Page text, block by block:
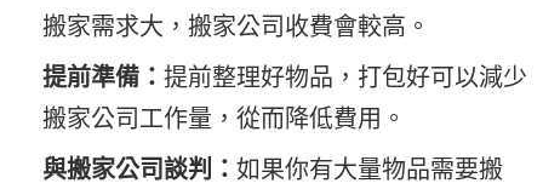
搬家需求大，搬家公司收費會較高。
提前準備：提前整理好物品，打包好可以減少
搬家公司工作量，從而降低費用。
與搬家公司談判：如果你有大量物品需要搬